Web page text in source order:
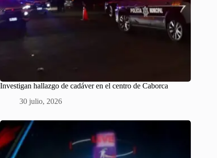
Investigan hallazgo de cadáver en el centro de Caborca
30 julio, 2026